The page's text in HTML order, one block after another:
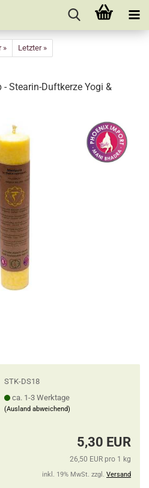
»
Letzter »
Stearin-Duftkerze Yogi &
STK-DS18
ca. 1-3 Werktage
(Ausland abweichend)
5,30 EUR
26,50 EUR pro 1 kg
inkl. 19% MwSt. zzgl. Versand